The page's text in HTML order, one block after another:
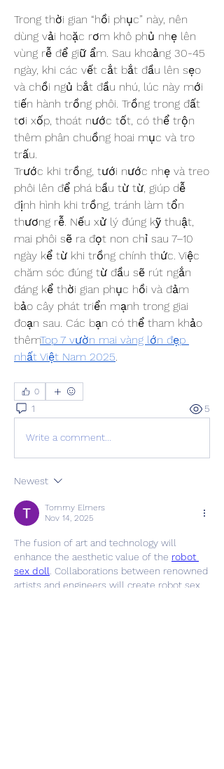
Trong thời gian “hồi phục” này, nên
dùng vải hoặc rơm khô phủ nhẹ lên
vùng rễ để giữ ẩm. Sau khoảng 30-45
ngày, khi các vết cắt bắt đầu lên sẹo
và chồi ngủ bắt đầu nhú, lúc này mới
tiến hành trồng phôi. Trồng trong đất
tơi xốp, thoát nước tốt, có thể trộn
thêm phân chuồng hoai mục và tro
trấu.
Trước khi trồng, tưới nước nhẹ và treo
phôi lên để phá bầu từ từ, giúp dễ
định hình khi trồng, tránh làm tổn
thương rễ. Nếu xử lý đúng kỹ thuật,
mai phôi sẽ ra đọt non chỉ sau 7–10
ngày kể từ khi trồng chính thức. Việc
chăm sóc đúng từ đầu sẽ rút ngắn
đáng kể thời gian phục hồi và đảm
bảo cây phát triển mạnh trong giai
đoạn sau. Các bạn có thể tham khảo
thêmTop 7 vườn mai vàng lớn đẹp
nhất Việt Nam 2025
0
1 5
Write a comment...
Newest
Tommy Elmers
Nov 14, 2025
The fusion of art and technology will
enhance the aesthetic value of the robot
sex doll . Collaborations between renowned
artists and engineers will create robot sex